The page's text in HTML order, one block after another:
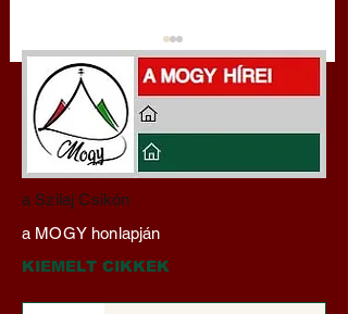
Darai Lajos:
Naplóbölcsességeim
(2026)
a Szilaj Csikón
a MOGY honlapján
KIEMELT CIKKEK